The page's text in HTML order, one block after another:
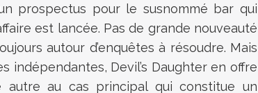
prospectus pour le susnommé bar qui
est lancée. Pas de grande nouveauté
autour d’enquêtes à résoudre. Mais
indépendantes, Devil’s Daughter en offre
autre au cas principal qui constitue un